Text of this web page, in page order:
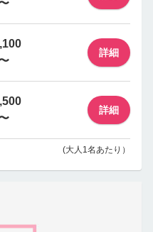
詳細
詳細
(大人1名あたり）